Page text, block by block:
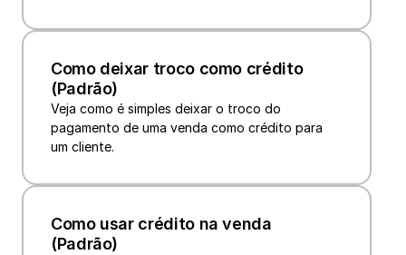
Como deixar troco como crédito
(Padrão)
Veja como é simples deixar o troco do
pagamento de uma venda como crédito para
um cliente.
Como usar crédito na venda
(Padrão)